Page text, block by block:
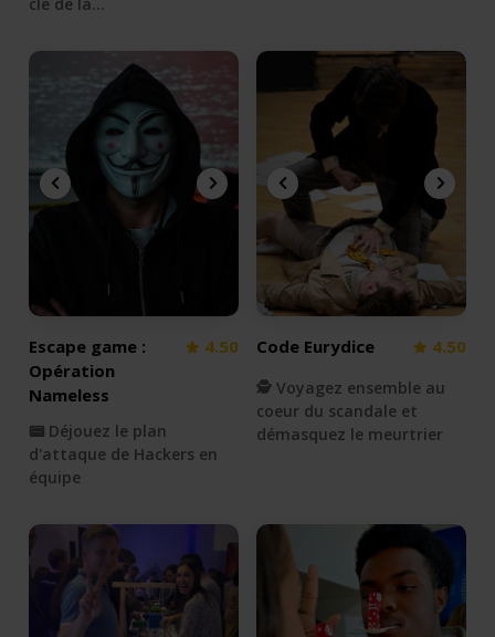
Escape game :
Opération
Nameless
4.50
📟 Déjouez le plan
d'attaque de Hackers en
équipe
Code Eurydice 4.50
🕵 Voyagez ensemble au
coeur du scandale et
démasquez le meurtrier